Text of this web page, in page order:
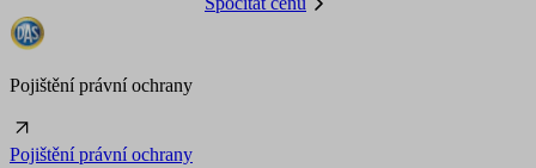
Pojištění právní ochrany
Pojištění právní ochrany